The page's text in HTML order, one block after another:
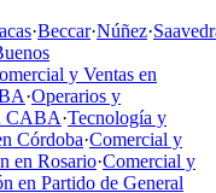
·Beccar·Núñez·
y Ventas en
·Operarios y
CABA·Tecnología y
Córdoba·Comercial y
en Rosario·Comercial y
en Partido de General